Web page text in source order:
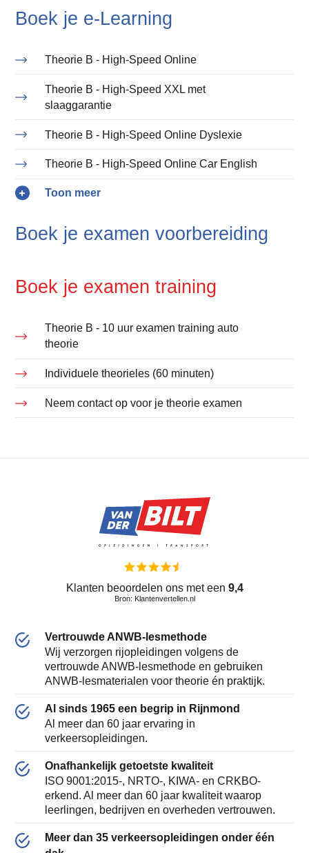
Boek je e-Learning
Theorie B - High-Speed Online
Theorie B - High-Speed XXL met
slaaggarantie
Theorie B - High-Speed Online Dyslexie
Theorie B - High-Speed Online Car English
Boek je examen voorbereiding
Boek je examen training
Theorie B - 10 uur examen training auto
theorie
Individuele theorieles (60 minuten)
Neem contact op voor je theorie examen
Klanten beoordelen ons met een 9,4
Bron: Klantenvertellen.nl
Vertrouwde ANWB-lesmethode
Wij verzorgen rijopleidingen volgens de
vertrouwde ANWB-lesmethode en gebruiken
ANWB-lesmaterialen voor theorie én praktijk.
Al sinds 1965 een begrip in Rijnmond
Al meer dan 60 jaar ervaring in
verkeersopleidingen.
Onafhankelijk getoetste kwaliteit
ISO 9001:2015-, NRTO-, KIWA- en CRKBO-
erkend. Al meer dan 60 jaar kwaliteit waarop
leerlingen, bedrijven en overheden vertrouwen.
Meer dan 35 verkeersopleidingen onder één